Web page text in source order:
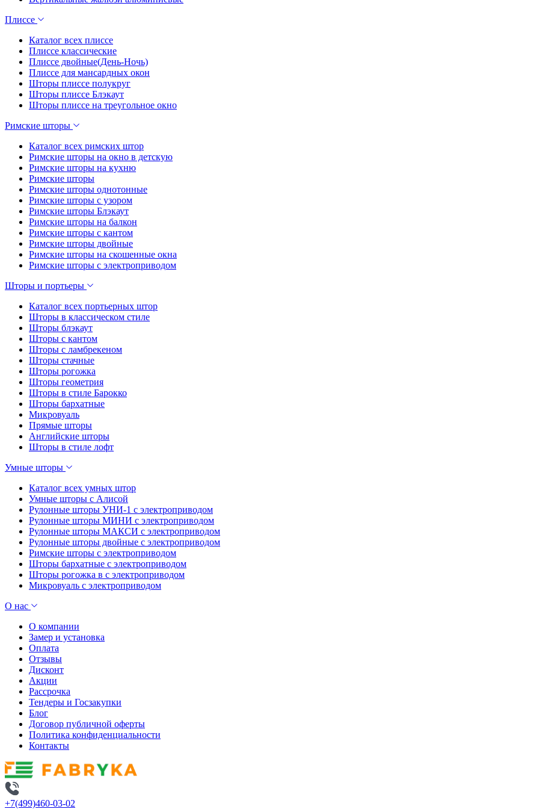
Плиссе
Каталог всех плиссе
Плиссе классические
Плиссе двойные(День-Ночь)
Плиссе для мансардных окон
Шторы плиссе полукруг
Шторы плиссе Блэкаут
Шторы плиссе на треугольное окно
Римские шторы
Каталог всех римских штор
Римские шторы на окно в детскую
Римские шторы на кухню
Римские шторы
Римские шторы однотонные
Римские шторы с узором
Римские шторы Блэкаут
Римские шторы на балкон
Римские шторы с кантом
Римские шторы двойные
Римские шторы на скошенные окна
Римские шторы с электроприводом
Шторы и портьеры
Каталог всех портьерных штор
Шторы в классическом стиле
Шторы блэкаут
Шторы с кантом
Шторы с ламбрекеном
Шторы стачные
Шторы рогожка
Шторы геометрия
Шторы в стиле Барокко
Шторы бархатные
Микровуаль
Прямые шторы
Английские шторы
Шторы в стиле лофт
Умные шторы
Каталог всех умных штор
Умные шторы с Алисой
Рулонные шторы УНИ-1 с электроприводом
Рулонные шторы МИНИ с электроприводом
Рулонные шторы МАКСИ с электроприводом
Рулонные шторы двойные с электроприводом
Римские шторы с электроприводом
Шторы бархатные с электроприводом
Шторы рогожка в с электроприводом
Микровуаль с электроприводом
О нас
О компании
Замер и установка
Оплата
Отзывы
Дисконт
Акции
Рассрочка
Тендеры и Госзакупки
Блог
Договор публичной оферты
Политика конфиденциальности
Контакты
+7(499)460-03-02